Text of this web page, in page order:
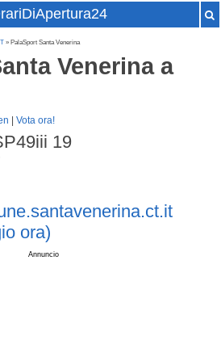
» PalaSport Santa Venerina
Venerinaa
|Vota ora!
19
.santavenerina.ct.it
ora)
Annuncio